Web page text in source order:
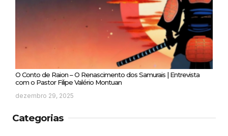
O Conto de Raion – O Renascimento dos Samurais | Entrevista
com o Pastor Filipe Valério Montuan
dezembro 29, 2025
Categorias